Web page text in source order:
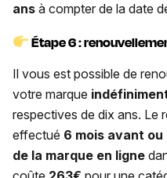
ans à compter de la date
Étape 6 :
Il vous est possible de
votre marque
respectives de dix ans. Le
effectué 6 mois avant
de la marque en ligne